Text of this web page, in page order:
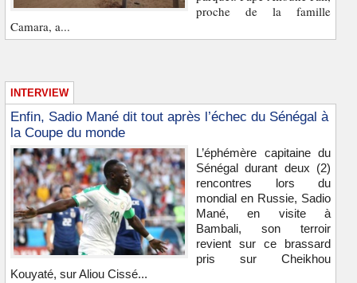
proche de la famille
Camara, a...
INTERVIEW
Enfin, Sadio Mané dit tout après l’échec du Sénégal à
la Coupe du monde
L’éphémère capitaine du
Sénégal durant deux (2)
rencontres lors du
mondial en Russie, Sadio
Mané, en visite à
Bambali, son terroir
revient sur ce brassard
pris sur Cheikhou
Kouyaté, sur Aliou Cissé...